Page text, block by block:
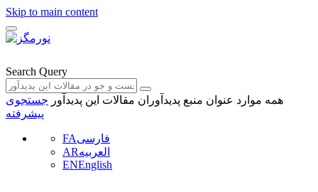
Skip to main content
Search Query
همه موارد عنوان منبع پدیدآوران مقالات این پدیدآور جستجوی
پیشرفته
FAفارسی
ARالعربیه
ENEnglish